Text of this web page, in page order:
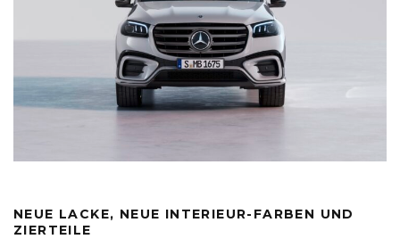
NEUE LACKE, NEUE INTERIEUR-FARBEN UND
ZIERTEILE